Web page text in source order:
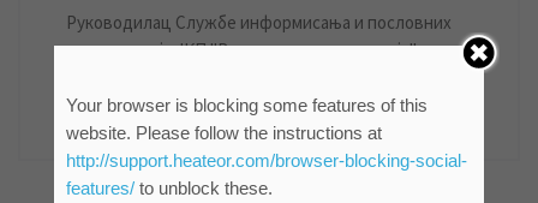
Руководилац Службе информисања и пословних
комуникација ЈКП "Водовод и канализација"
861 POSTS
Your browser is blocking some features of this
website. Please follow the instructions at
http://support.heateor.com/browser-blocking-social-
features/to unblock these.